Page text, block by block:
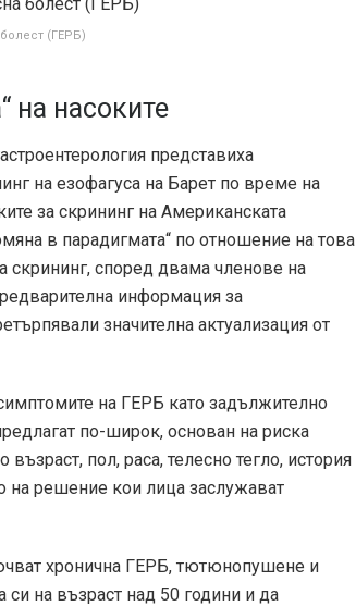
(ГЕРБ)
на насоките
представиха
на езофагуса на Барет по време на
за скрининг на Американската
в парадигмата“ по отношение на това
скрининг, според двама членове на
информация за
значителна актуализация от
на ГЕРБ като задължително
по-широк, основан на риска
пол, раса, телесно тегло, история
решение кои лица заслужават
хронична ГЕРБ, тютюнопушене и
на възраст над 50 години и да